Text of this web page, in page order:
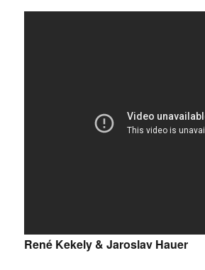
René Kekely & Jaroslav Hauer